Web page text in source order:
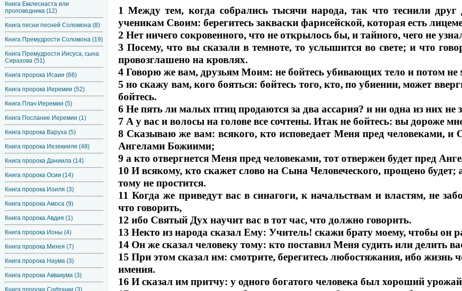
Книга Екклесиаста или
проповедника (12)
Книга песни песней Соломона (8)
Книга Премудрости Соломона (19)
Книга Премудрости Иисуса, сына
Сирахова (51)
Книга пророка Исаии (66)
Книга пророка Иеремии (52)
Книга Плач Иеремии (5)
Книга Послание Иеремии (1)
Книга пророка Варуха (5)
Книга пророка Иезекииля (48)
Книга пророка Даниила (14)
Книга пророка Осии (14)
Книга пророка Иоиля (3)
Книга пророка Амоса (9)
Книга пророка Авдия (1)
Книга пророка Ионы (4)
Книга пророка Михея (7)
Книга пророка Наума (3)
Книга пророка Аввакума (3)
Книга пророка Софонии (3)
1 Между тем, когда собрались тысячи народа, так что теснили
ученикам Своим: берегитесь закваски фарисейской, которая есть
2 Нет ничего сокровенного, что не открылось бы, и тайного, чего не
3 Посему, что вы сказали в темноте, то услышится во свете; и что
провозглашено на кровлях.
4 Говорю же вам, друзьям Моим: не бойтесь убивающих тело и потом не
5 но скажу вам, кого бояться: бойтесь того, кто, по убиении, может
бойтесь.
6 Не пять ли малых птиц продаются за два ассария? и ни одна из них не
7 А у вас и волосы на голове все сочтены. Итак не бойтесь: вы дороже
8 Сказываю же вам: всякого, кто исповедает Меня пред человеками, и
Ангелами Божиими;
9 а кто отвергнется Меня пред человеками, тот отвержен будет пред
10 И всякому, кто скажет слово на Сына Человеческого, прощено будет;
тому не простится.
11 Когда же приведут вас в синагоги, к начальствам и властям, не
что говорить,
12 ибо Святый Дух научит вас в тот час, что должно говорить.
13 Некто из народа сказал Ему: Учитель! скажи брату моему, чтобы он
14 Он же сказал человеку тому: кто поставил Меня судить или делить
15 При этом сказал им: смотрите, берегитесь любостяжания, ибо жизнь
имения.
16 И сказал им притчу: у одного богатого человека был хороший